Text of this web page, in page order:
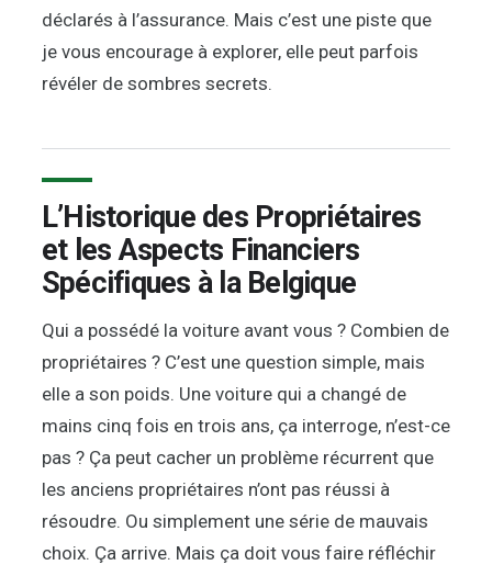
déclarés à l’assurance. Mais c’est une piste que
je vous encourage à explorer, elle peut parfois
révéler de sombres secrets.
L’Historique des Propriétaires
et les Aspects Financiers
Spécifiques à la Belgique
Qui a possédé la voiture avant vous ? Combien de
propriétaires ? C’est une question simple, mais
elle a son poids. Une voiture qui a changé de
mains cinq fois en trois ans, ça interroge, n’est-ce
pas ? Ça peut cacher un problème récurrent que
les anciens propriétaires n’ont pas réussi à
résoudre. Ou simplement une série de mauvais
choix. Ça arrive. Mais ça doit vous faire réfléchir